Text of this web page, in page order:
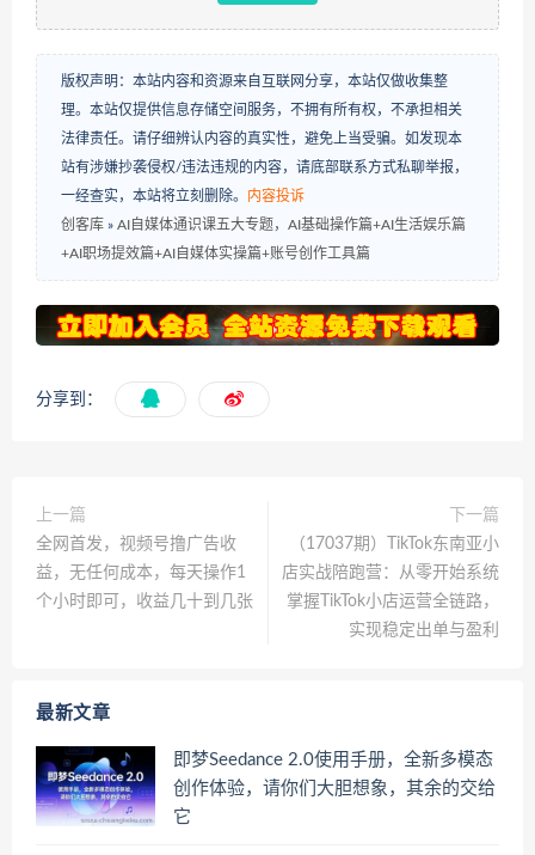
版权声明：本站内容和资源来自互联网分享，本站仅做收集整
理。本站仅提供信息存储空间服务，不拥有所有权，不承担相关
法律责任。请仔细辨认内容的真实性，避免上当受骗。如发现本
站有涉嫌抄袭侵权/违法违规的内容，请底部联系方式私聊举报，
一经查实，本站将立刻删除。 内容投诉
创客库 » AI自媒体通识课五大专题，AI基础操作篇+AI生活娱乐篇
+AI职场提效篇+AI自媒体实操篇+账号创作工具篇
分享到：
上一篇
全网首发，视频号撸广告收
益，无任何成本，每天操作1
个小时即可，收益几十到几张
下一篇
（17037期）TikTok东南亚小
店实战陪跑营：从零开始系统
掌握TikTok小店运营全链路，
实现稳定出单与盈利
最新文章
即梦Seedance 2.0使用手册，全新多模态
创作体验，请你们大胆想象，其余的交给
它